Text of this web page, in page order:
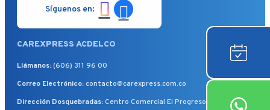
Síguenos en:
CAREXPRESS ACDELCO
Llámanos:(606) 311 96 00
Correo Electrónico:contacto@carexpress.com.co
Dirección Dosquebradas: Centro Comercial El Progreso, Local 172